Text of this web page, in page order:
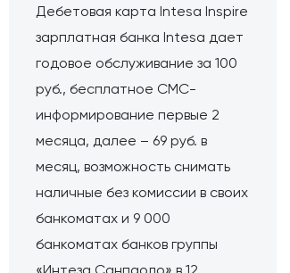
Дебетовая карта Intesa Inspire
зарплатная банка Intesa дает
годовое обслуживание за 100
руб., бесплатное СМС-
информирование первые 2
месяца, далее – 69 руб. в
месяц, возможность снимать
наличные без комиссии в своих
банкоматах и 9 000
банкоматах банков группы